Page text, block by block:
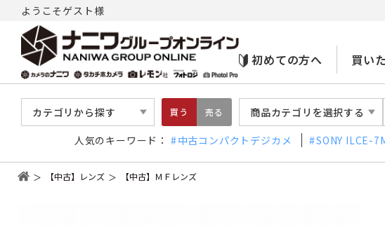
ようこそゲスト様
初めての方へ 買い
カテゴリから探す 買う 売る 商品カテゴリを選択する
人気のキーワード： 中古コンパクトデジカメ SONY ILCE-
【中古】レンズ 【中古】ＭＦレンズ